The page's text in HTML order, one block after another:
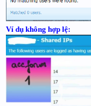
Ví dụ không hợp lệ: